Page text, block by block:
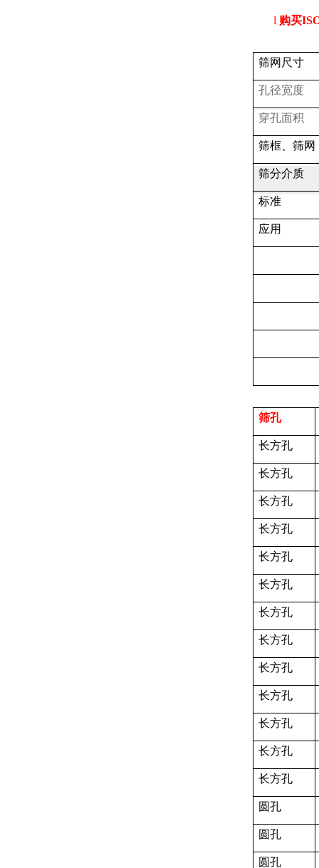
l 购买
筛网尺寸
孔径宽度
穿孔面积
筛框、筛网
筛分介质
标准
应用
筛孔
长方孔
长方孔
长方孔
长方孔
长方孔
长方孔
长方孔
长方孔
长方孔
长方孔
长方孔
长方孔
长方孔
圆孔
圆孔
圆孔